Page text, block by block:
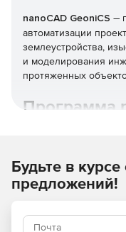
nanoCAD GeoniCS –
автоматизации
землеустройства,
и моделирования
протяженных
Программа
Подготовка и
Будьте в
предложений!